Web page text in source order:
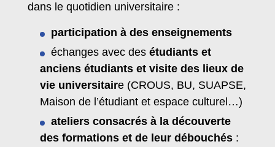
dans le quotidien universitaire :
participation à des enseignements
échanges avec des étudiants et
anciens étudiants et visite des lieux de
vie universitaire (CROUS, BU, SUAPSE,
Maison de l’étudiant et espace culturel…)
ateliers consacrés à la découverte
des formations et de leur débouchés :